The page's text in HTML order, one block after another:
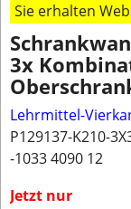
Sie erhalten
3x
Lehrmittel-
P129137-K210-
-1033 4090 12
Jetzt nur